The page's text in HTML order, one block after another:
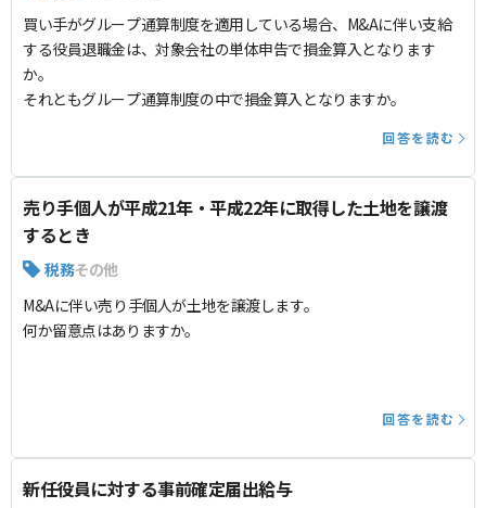
買い手がグループ通算制度を適用している場合、M&Aに伴い支給
する役員退職金は、対象会社の単体申告で損金算入となります
か。
それともグループ通算制度の中で損金算入となりますか。
回答を読む
売り手個人が平成21年・平成22年に取得した土地を譲渡
するとき
税務その他
M&Aに伴い売り手個人が土地を譲渡します。
何か留意点はありますか。
回答を読む
新任役員に対する事前確定届出給与